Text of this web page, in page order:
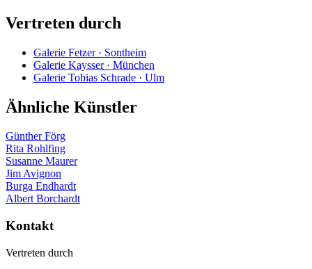
Vertreten durch
Galerie Fetzer · Sontheim
Galerie Kaysser · München
Galerie Tobias Schrade · Ulm
Ähnliche Künstler
Günther Förg
Rita Rohlfing
Susanne Maurer
Jim Avignon
Burga Endhardt
Albert Borchardt
Kontakt
Vertreten durch